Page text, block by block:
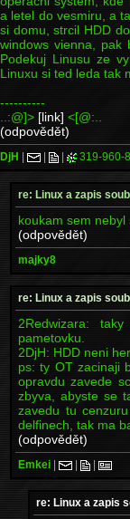
a letel do vesmiru, a
si domu, strcil HDD
windows vienna, pak
Podekuj Linusu ze
Linuxu si ted leda tak
----------
..:@]> [link] <[@:..
(odpovědět)
DjH | | | 319-960-
re: Linux a zapis
koukam sem
(odpovědět)
majky8
re: Linux a zapis
2Redwizara:
pametovku.
2DjH: HDD neni
ps: ty OT zacinaji
opravdu zavede
zbyva, abyste se
zavedu tu
delfinech, tak ma
(odpovědět)
Emkei | | |
re: Linux a zapis